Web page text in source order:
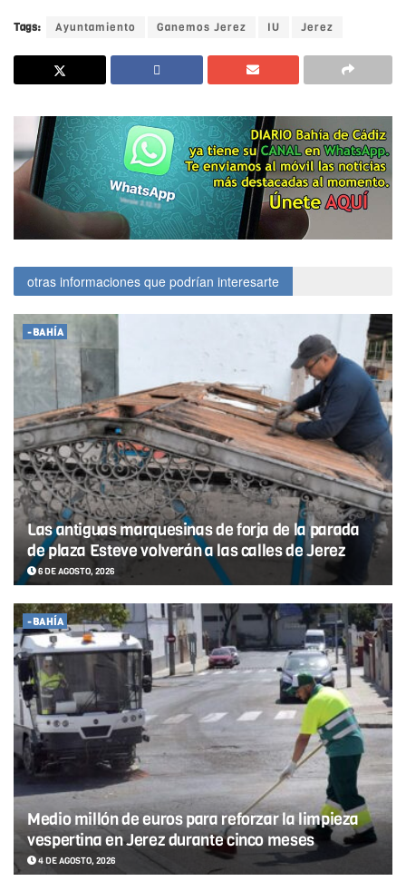
Tags: Ayuntamiento Ganemos Jerez IU Jerez
otras informaciones que podrían interesarte
-BAHÍA
Las antiguas marquesinas de forja de la parada
de plaza Esteve volverán a las calles de Jerez
6 DE AGOSTO, 2026
-BAHÍA
Medio millón de euros para reforzar la limpieza
vespertina en Jerez durante cinco meses
4 DE AGOSTO, 2026